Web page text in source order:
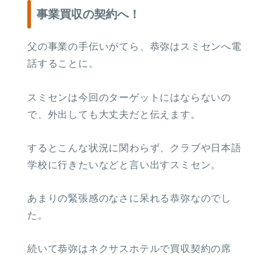
事業買収の契約へ！
父の事業の手伝いがてら、恭弥はスミセンへ電
話することに。
スミセンは今回のターゲットにはならないの
で、外出しても大丈夫だと伝えます。
するとこんな状況に関わらず、クラブや日本語
学校に行きたいなどと言い出すスミセン。
あまりの緊張感のなさに呆れる恭弥なのでし
た。
続いて恭弥はネクサスホテルで買収契約の席